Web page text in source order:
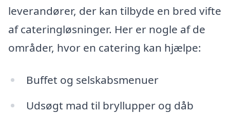
leverandører, der kan tilbyde en bred vifte
af cateringløsninger. Her er nogle af de
områder, hvor en catering kan hjælpe:
Buffet og selskabsmenuer
Udsøgt mad til bryllupper og dåb